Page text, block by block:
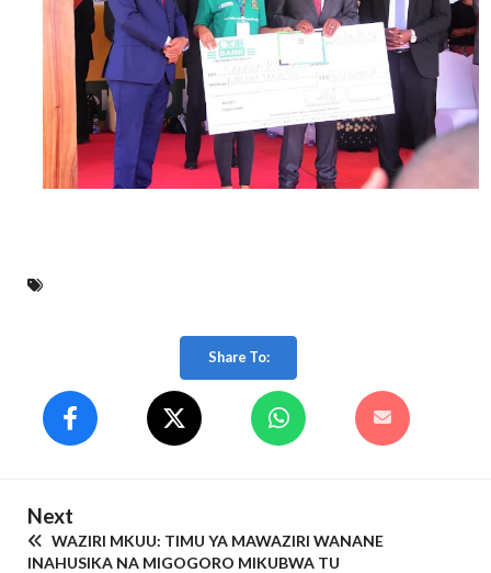
Share To:
Next
WAZIRI MKUU: TIMU YA MAWAZIRI WANANE
INAHUSIKA NA MIGOGORO MIKUBWA TU